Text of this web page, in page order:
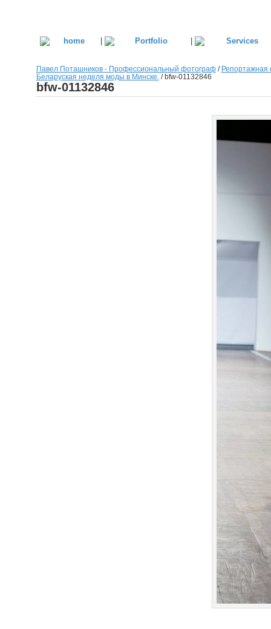
| |
Павел Поташников - Профессиональный фотограф/ Репортажная
Беларуская неделя моды в Минске. /bfw-01132846
bfw-01132846